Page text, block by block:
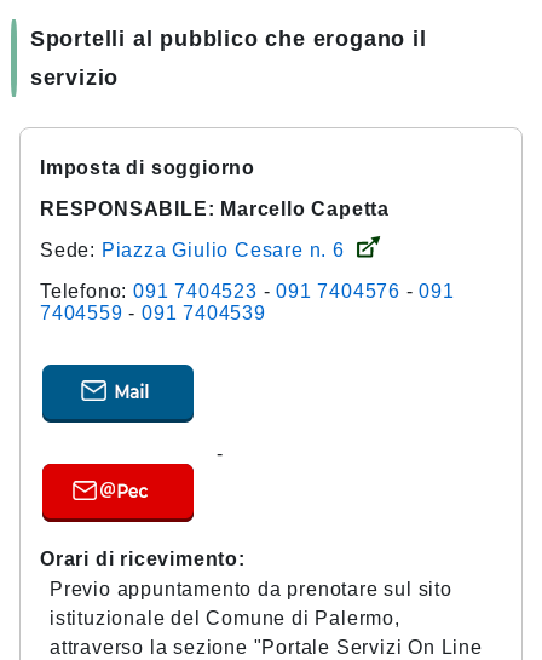
Sportelli al pubblico che erogano il
servizio
Imposta di soggiorno
RESPONSABILE: Marcello Capetta
Sede: Piazza Giulio Cesare n. 6
Telefono:091 7404523 -091 7404576 -091
7404559 -091 7404539
-
Orari di ricevimento:
Previo appuntamento da prenotare sul sito
istituzionale del Comune di Palermo,
attraverso la sezione "Portale Servizi On Line